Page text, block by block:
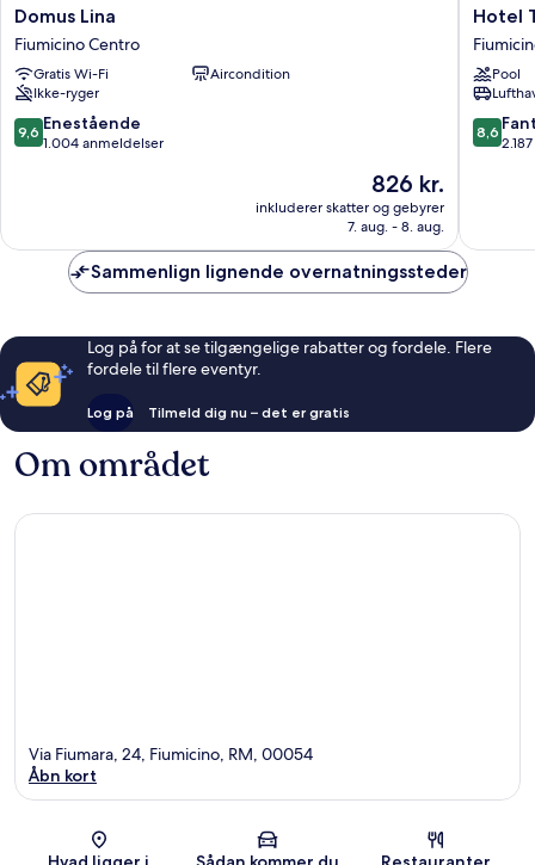
Domus
Lina
Fiumicino
Centro
Domus Lina
Fiumicino Centro
Gratis Wi-Fi
Aircondition
Ikke-ryger
9.6
ud
anmeldelser
9,6 Enestående
1.004 anmeldelser
Prisen
826 kr.
826 kr.
inkluderer skatter og gebyrer
7. aug. - 8. aug.
Hotel
Tiber
Rooftop
&
Centro
Hotel
Pool
8.6
ud
8,6
Sammenlign lignende overnatningssteder
Log på for at se tilgængelige rabatter og fordele. Flere
fordele til flere eventyr.
Log på Tilmeld dig nu – det er gratis
Om området
Kort
Via Fiumara, 24, Fiumicino, RM, 00054
Åbn kort